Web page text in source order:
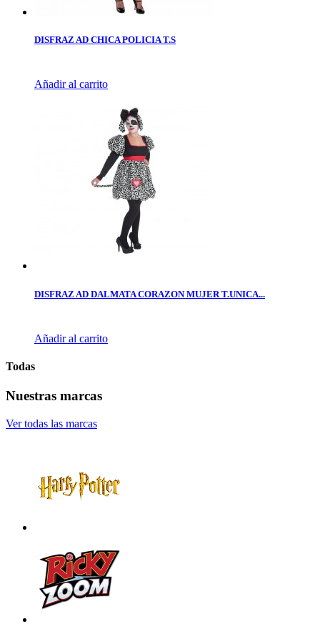
DISFRAZ AD CHICA POLICIA T.S
Añadir al carrito
DISFRAZ AD DALMATA CORAZON MUJER T.UNICA...
Añadir al carrito
Todas
Nuestras marcas
Ver todas las marcas